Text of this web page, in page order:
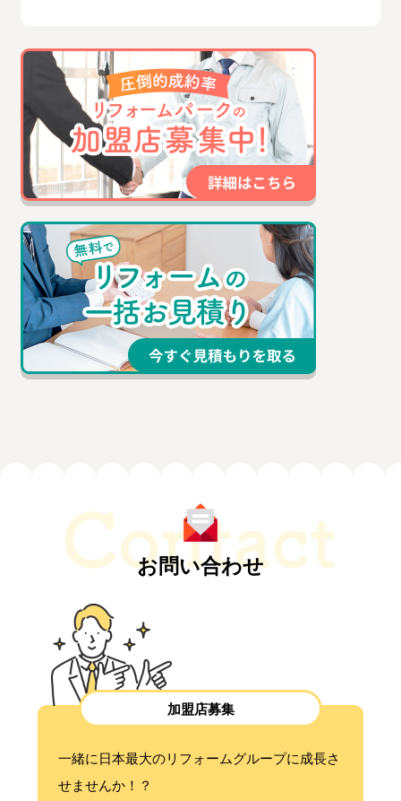
お問い合わせ
加盟店募集
一緒に日本最大のリフォームグループに成長さ
せませんか！？